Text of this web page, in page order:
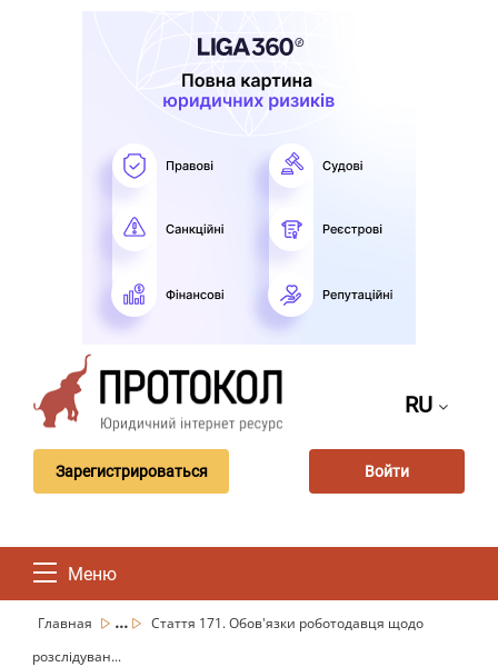
RU
Зарегистрироваться Войти
Меню
Главная ...
Стаття 171. Обов'язки роботодавця щодо
розслідуван...